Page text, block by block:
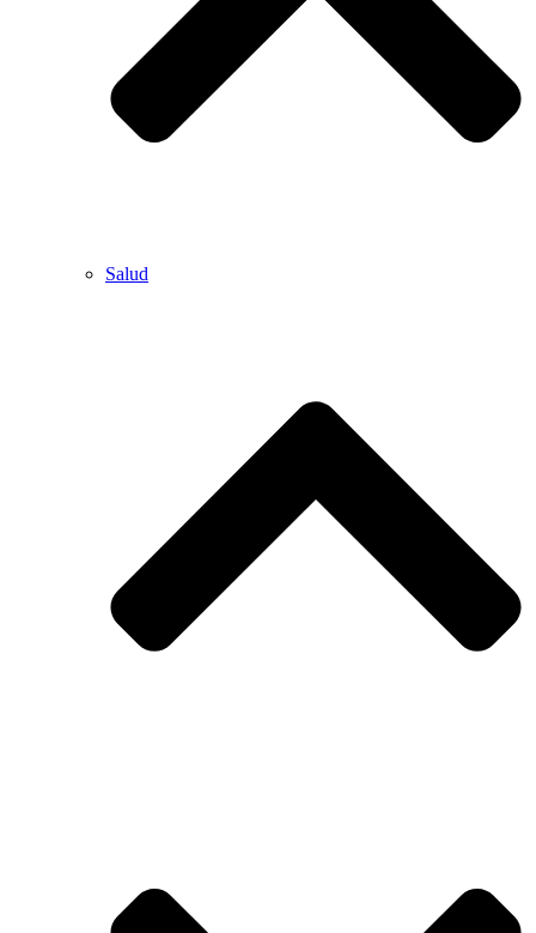
Salud